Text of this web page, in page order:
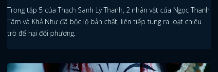
Trong tập 5 của Thạch Sanh Lý Thanh, 2 nhân vật của Ngọc Thanh
Tâm và Khả Như đã bộc lộ bản chất, liên tiếp tung ra loạt chiêu
trò để hại đối phương.